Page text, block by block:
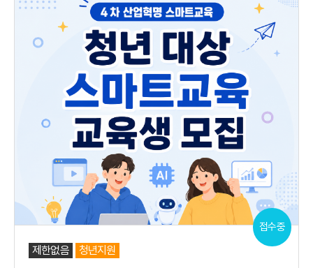
접수중
제한없음 청년지원